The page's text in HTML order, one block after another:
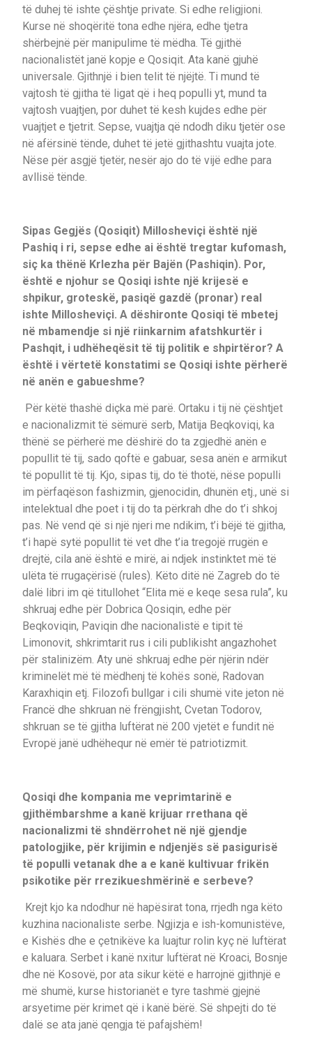
të duhej të ishte çështje private. Si edhe religjioni.
Kurse në shoqëritë tona edhe njëra, edhe tjetra
shërbejnë për manipulime të mëdha. Të gjithë
nacionalistët janë kopje e Qosiqit. Ata kanë gjuhë
universale. Gjithnjë i bien telit të njëjtë. Ti mund të
vajtosh të gjitha të ligat që i heq populli yt, mund ta
vajtosh vuajtjen, por duhet të kesh kujdes edhe për
vuajtjet e tjetrit. Sepse, vuajtja që ndodh diku tjetër ose
në afërsinë tënde, duhet të jetë gjithashtu vuajta jote.
Nëse për asgjë tjetër, nesër ajo do të vijë edhe para
avllisë tënde.
Sipas Gegjës (Qosiqit) Millosheviçi është një
Pashiq i ri, sepse edhe ai është tregtar kufomash,
siç ka thënë Krlezha për Bajën (Pashiqin). Por,
është e njohur se Qosiqi ishte një krijesë e
shpikur, groteskë, pasiqë gazdë (pronar) real
ishte Millosheviçi. A dëshironte Qosiqi të mbetej
në mbamendje si një riinkarnim afatshkurtër i
Pashqit, i udhëheqësit të tij politik e shpirtëror? A
është i vërtetë konstatimi se Qosiqi ishte përherë
në anën e gabueshme?
Për këtë thashë diçka më parë. Ortaku i tij në çështjet
e nacionalizmit të sëmurë serb, Matija Beqkoviqi, ka
thënë se përherë me dëshirë do ta zgjedhë anën e
popullit të tij, sado qoftë e gabuar, sesa anën e armikut
të popullit të tij. Kjo, sipas tij, do të thotë, nëse populli
im përfaqëson fashizmin, gjenocidin, dhunën etj., unë si
intelektual dhe poet i tij do ta përkrah dhe do t’i shkoj
pas. Në vend që si një njeri me ndikim, t’i bëjë të gjitha,
t’i hapë sytë popullit të vet dhe t’ia tregojë rrugën e
drejtë, cila anë është e mirë, ai ndjek instinktet më të
ulëta të rrugaçërisë (rules). Këto ditë në Zagreb do të
dalë libri im që titullohet “Elita më e keqe sesa rula”, ku
shkruaj edhe për Dobrica Qosiqin, edhe për
Beqkoviqin, Paviqin dhe nacionalistë e tipit të
Limonovit, shkrimtarit rus i cili publikisht angazhohet
për stalinizëm. Aty unë shkruaj edhe për njërin ndër
kriminelët më të mëdhenj të kohës sonë, Radovan
Karaxhiqin etj. Filozofi bullgar i cili shumë vite jeton në
Francë dhe shkruan në frëngjisht, Cvetan Todorov,
shkruan se të gjitha luftërat në 200 vjetët e fundit në
Evropë janë udhëhequr në emër të patriotizmit.
Qosiqi dhe kompania me veprimtarinë e
gjithëmbarshme a kanë krijuar rrethana që
nacionalizmi të shndërrohet në një gjendje
patologjike, për krijimin e ndjenjës së pasigurisë
të populli vetanak dhe a e kanë kultivuar frikën
psikotike për rrezikueshmërinë e serbeve?
Krejt kjo ka ndodhur në hapësirat tona, rrjedh nga këto
kuzhina nacionaliste serbe. Ngjizja e ish-komunistëve,
e Kishës dhe e çetnikëve ka luajtur rolin kyç në luftërat
e kaluara. Serbet i kanë nxitur luftërat në Kroaci, Bosnje
dhe në Kosovë, por ata sikur këtë e harrojnë gjithnjë e
më shumë, kurse historianët e tyre tashmë gjejnë
arsyetime për krimet që i kanë bërë. Së shpejti do të
dalë se ata janë qengja të pafajshëm!